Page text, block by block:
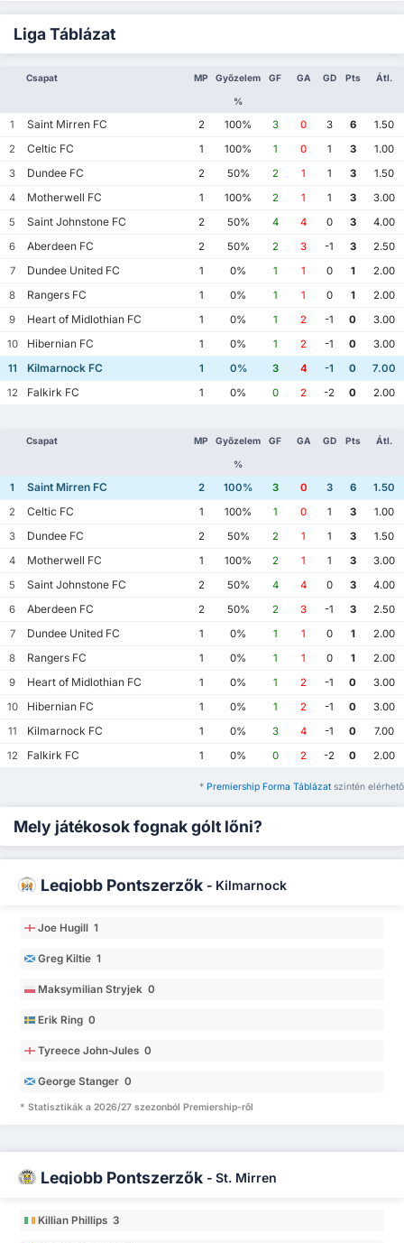
Liga Táblázat
Csapat MP Győzelem
%
GF GA GD Pts Átl.
1 Saint Mirren FC 2 100% 3 0 3 6
1.50
2
Celtic FC 1 100% 1 0 1 3
1.00
3
Dundee FC 2 50% 2 1 1 3
1.50
4
Motherwell FC 1 100% 2 1 1 3
3.00
5
Saint Johnstone FC 2 50% 4 4 0 3
4.00
6
Aberdeen FC 2 50% 2 3 -1 3
2.50
7
Dundee United FC 1 0% 1 1 0 1
2.00
8
Rangers FC 1 0% 1 1 0 1
2.00
9
Heart of Midlothian FC 1 0% 1 2 -1 0
3.00
10
Hibernian FC 1 0% 1 2 -1 0
3.00
11
Kilmarnock FC 1 0% 3 4 -1 0
7.00
12
Falkirk FC 1 0% 0 2 -2 0 2.00
Csapat MP Győzelem
%
GF GA GD Pts Átl.
1 Saint Mirren FC 2 100% 3 0 3 6
1.50
2
Celtic FC 1 100% 1 0 1 3
1.00
3
Dundee FC 2 50% 2 1 1 3
1.50
4
Motherwell FC 1 100% 2 1 1 3
3.00
5
Saint Johnstone FC 2 50% 4 4 0 3
4.00
6
Aberdeen FC 2 50% 2 3 -1 3
2.50
7
Dundee United FC 1 0% 1 1 0 1
2.00
8
Rangers FC 1 0% 1 1 0 1
2.00
9
Heart of Midlothian FC 1 0% 1 2 -1 0
3.00
10
Hibernian FC 1 0% 1 2 -1 0
3.00
11
Kilmarnock FC 1 0% 3 4 -1 0
7.00
12
Falkirk FC 1 0% 0 2 -2 0 2.00
* Premiership Forma Táblázat szintén elérhető
Mely játékosok fognak gólt lőni?
Legjobb Pontszerzők - Kilmarnock
Joe Hugill 1
Greg Kiltie 1
Maksymilian Stryjek 0
Erik Ring 0
Tyreece John-Jules 0
George Stanger 0
* Statisztikák a 2026/27 szezonból Premiership-ről
Legjobb Pontszerzők - St. Mirren
Killian Phillips 3